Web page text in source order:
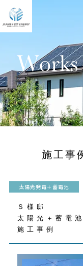
施工事
太陽光発電＋蓄電池
Ｓ様邸
太陽光＋蓄電池
施工事例